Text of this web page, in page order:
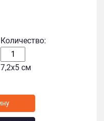
Количество:
7,2х5 см